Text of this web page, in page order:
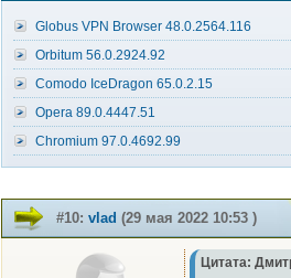
Globus VPN Browser 48.0.2564.116
Orbitum 56.0.2924.92
Comodo IceDragon 65.0.2.15
Opera 89.0.4447.51
Chromium 97.0.4692.99
#10: vlad (29 мая 2022 10:53 )
Цитата: